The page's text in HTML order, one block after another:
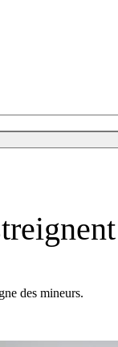
des mineurs.